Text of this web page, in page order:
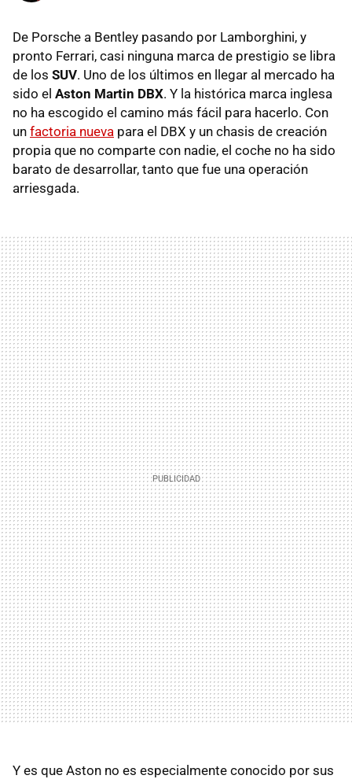
De Porsche a Bentley pasando por Lamborghini, y
pronto Ferrari, casi ninguna marca de prestigio se libra
de los SUV. Uno de los últimos en llegar al mercado ha
sido el Aston Martin DBX. Y la histórica marca inglesa
no ha escogido el camino más fácil para hacerlo. Con
un factoria nueva para el DBX y un chasis de creación
propia que no comparte con nadie, el coche no ha sido
barato de desarrollar, tanto que fue una operación
arriesgada.
Y es que Aston no es especialmente conocido por sus